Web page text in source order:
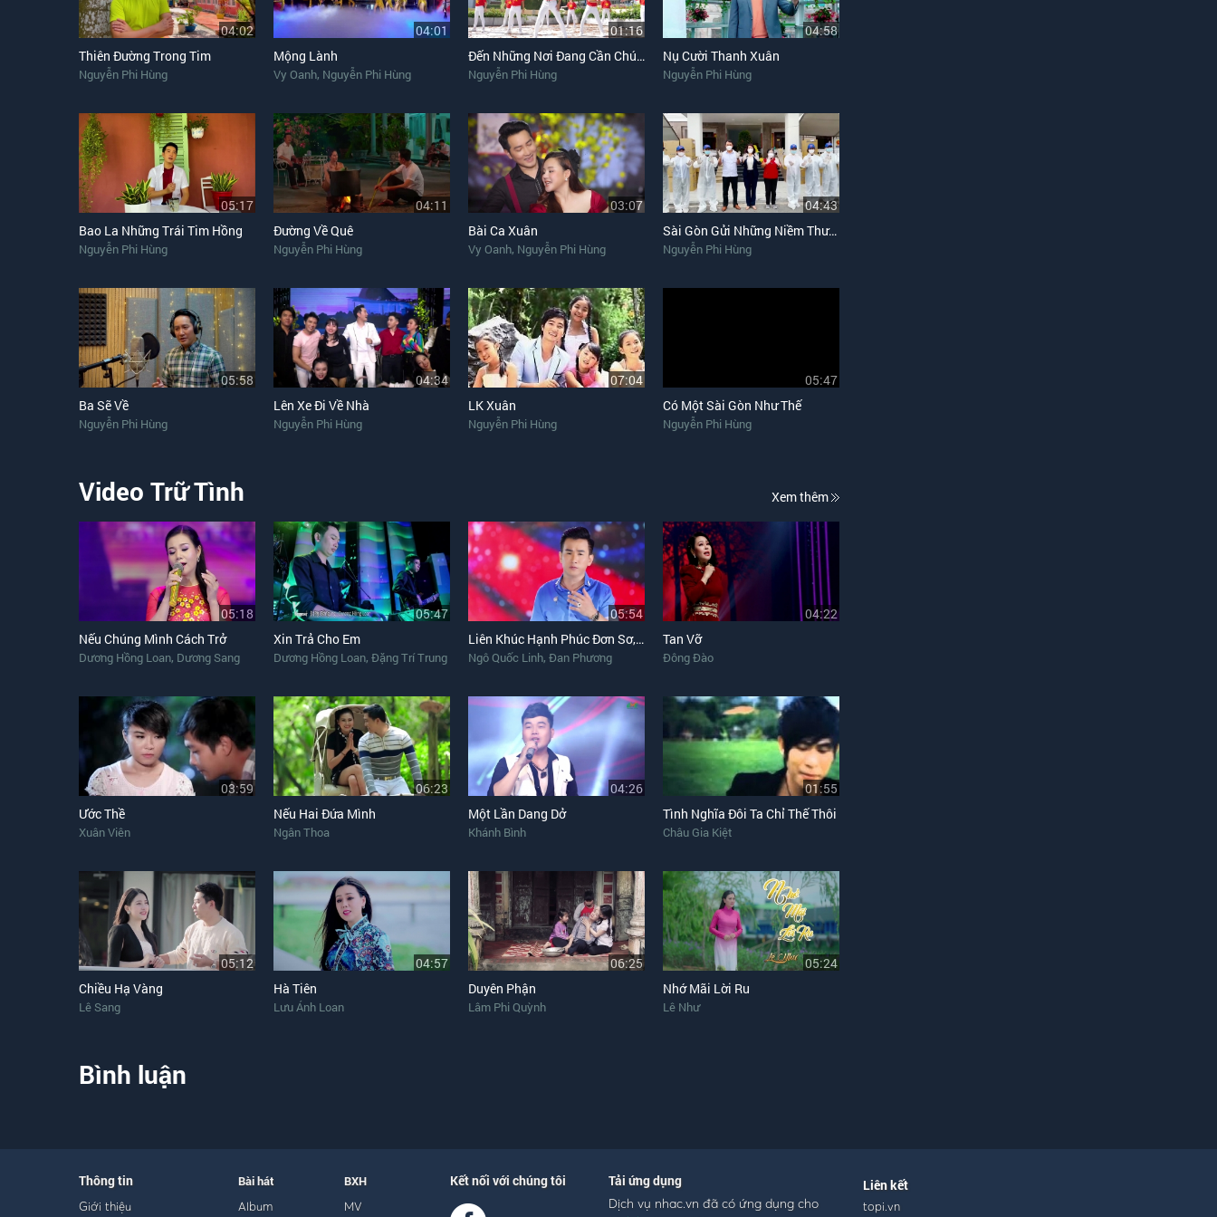
04:02
Thiên Đường Trong Tim
Nguyễn Phi Hùng
04:01
Mộng Lành
Vy Oanh, Nguyễn Phi Hùng
01:16
Đến Những Nơi Đang Cần Chúng Ta (Dance Version)
Nguyễn Phi Hùng
04:58
Nụ Cười Thanh Xuân
Nguyễn Phi Hùng
05:17
Bao La Những Trái Tim Hồng
Nguyễn Phi Hùng
04:11
Đường Về Quê
Nguyễn Phi Hùng
03:07
Bài Ca Xuân
Vy Oanh, Nguyễn Phi Hùng
04:43
Sài Gòn Gửi Những Niềm Thương
Nguyễn Phi Hùng
05:58
Ba Sẽ Về
Nguyễn Phi Hùng
04:34
Lên Xe Đi Về Nhà
Nguyễn Phi Hùng
07:04
LK Xuân
Nguyễn Phi Hùng
05:47
Có Một Sài Gòn Như Thế
Nguyễn Phi Hùng
Video Trữ Tình Xem thêm
05:18
Nếu Chúng Mình Cách Trở
Dương Hồng Loan, Dương Sang
05:47
Xin Trả Cho Em
Dương Hồng Loan, Đặng Trí Trung
05:54
Liên Khúc Hạnh Phúc Đơn Sơ, Tình Dại Khờ
Ngô Quốc Linh, Đan Phương
04:22
Tan Vỡ
Đông Đào
03:59
Ước Thề
Xuân Viên
06:23
Nếu Hai Đứa Mình
Ngân Thoa
04:26
Một Lần Dang Dở
Khánh Bình
01:55
Tình Nghĩa Đôi Ta Chỉ Thế Thôi
Châu Gia Kiệt
05:12
Chiều Hạ Vàng
Lê Sang
04:57
Hà Tiên
Lưu Ánh Loan
06:25
Duyên Phận
Lâm Phi Quỳnh
05:24
Nhớ Mãi Lời Ru
Lê Như
Bình luận
Thông tin
Giới thiệu
Bài hát
Album
BXH
MV
Kết nối với chúng tôi Tải ứng dụng
Dịch vụ nhac.vn đã có ứng dụng cho
Liên kết
topi.vn